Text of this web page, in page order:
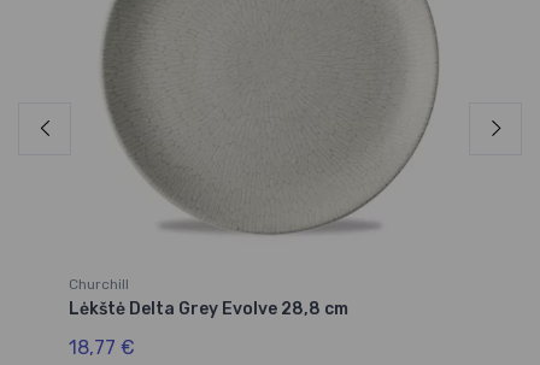
Churchill
Lėkštė Delta Grey Evolve 28,8 cm
18,77 €